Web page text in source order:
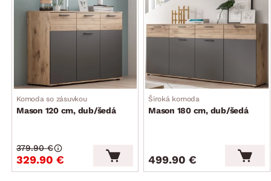
kvalita/staros­tlivosť: kvalitné materiály a precízne
spracovanie, povrchy sa ľahko udržujú a čistia, čo
umožňuje dlhodobé používanie a jednoduchú údržbu
dodávané v demonte
Komoda so zásuvkou
Mason 120 cm, dub/šedá
329.90 €
379.90 €
Široká komoda
Mason 180 cm, dub/šedá
499.90 €